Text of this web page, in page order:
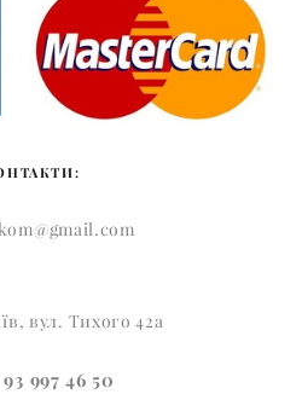
вул. Тихого 42а
997 46 50